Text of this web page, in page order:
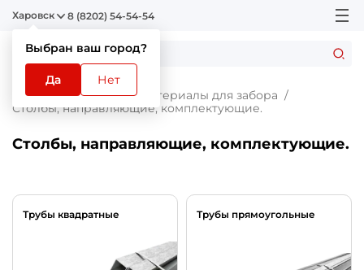
Харовск
Выбран ваш город?
Да Нет
8 (8202) 54-54-54
Главная Каталог
Материалы для забора
Столбы, направляющие, комплектующие.
Столбы, направляющие, комплектующие.
Трубы квадратные Трубы прямоугольные